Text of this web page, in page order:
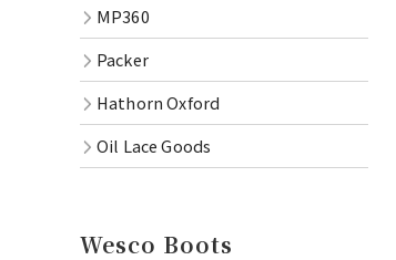
MP360
Packer
Hathorn Oxford
Oil Lace Goods
Wesco Boots